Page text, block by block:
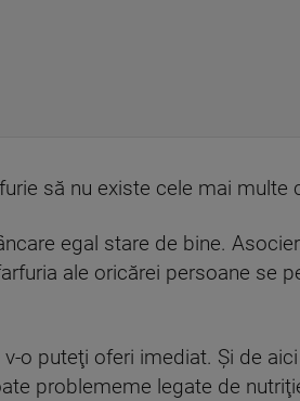
să nu existe cele mai multe
egal stare de bine.
ale oricărei persoane se
o puteţi oferi imediat. Şi de
problememe legate de